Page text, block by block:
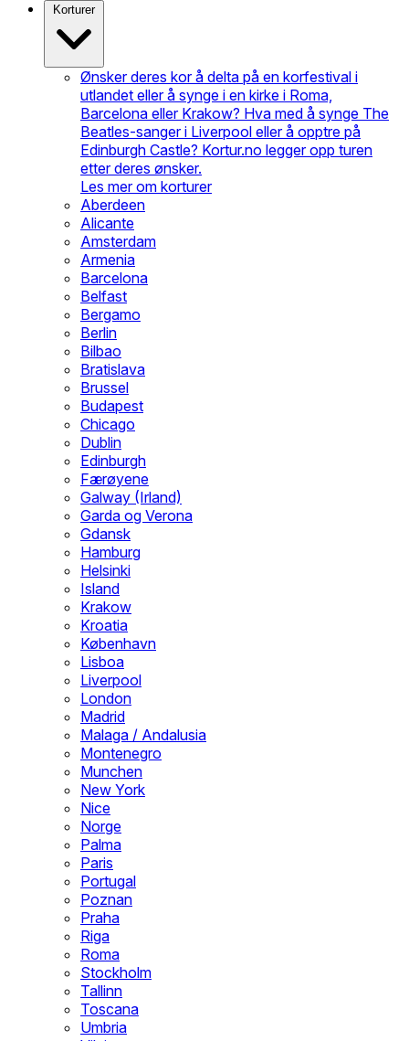
Korturer
Ønsker deres kor å delta på en korfestival i
utlandet eller å synge i en kirke i Roma,
Barcelona eller Krakow? Hva med å synge The
Beatles-sanger i Liverpool eller å opptre på
Edinburgh Castle? Kortur.no legger opp turen
etter deres ønsker.
Les mer om korturer
Aberdeen
Alicante
Amsterdam
Armenia
Barcelona
Belfast
Bergamo
Berlin
Bilbao
Bratislava
Brussel
Budapest
Chicago
Dublin
Edinburgh
Færøyene
Galway (Irland)
Garda og Verona
Gdansk
Hamburg
Helsinki
Island
Krakow
Kroatia
København
Lisboa
Liverpool
London
Madrid
Malaga / Andalusia
Montenegro
Munchen
New York
Nice
Norge
Palma
Paris
Portugal
Poznan
Praha
Riga
Roma
Stockholm
Tallinn
Toscana
Umbria